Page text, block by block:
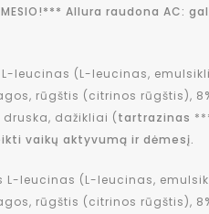
Allura raudona AC:
leucinas (L-leucinas,
rūgštis (citrinos rūgštis),
dažikliai (tartrazinas
vaikų aktyvumą ir dėmesį.
L-leucinas (L-leucinas,
rūgštis (citrinos rūgštis),